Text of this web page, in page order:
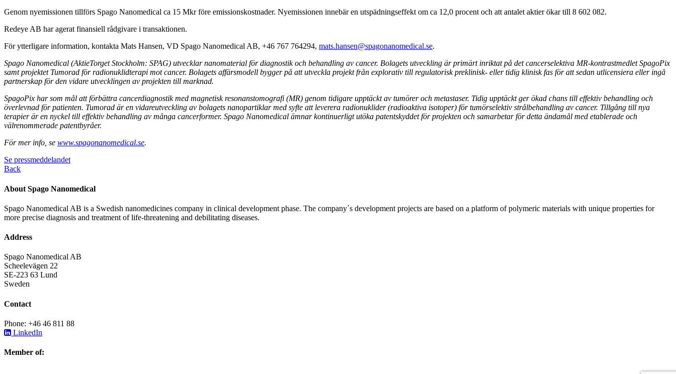
Genom nyemissionen tillförs Spago Nanomedical ca 15 Mkr före emissionskostnader. Nyemissionen innebär en utspädningseffekt om ca 12,0 procent och att antalet aktier ökar till 8 602 082.
Redeye AB har agerat finansiell rådgivare i transaktionen.
För ytterligare information, kontakta Mats Hansen, VD Spago Nanomedical AB, +46 767 764294, mats.hansen@spagonanomedical.se.
Spago Nanomedical (AktieTorget Stockholm: SPAG) utvecklar nanomaterial för diagnostik och behandling av cancer. Bolagets utveckling är primärt inriktat på det cancerselektiva MR-kontrastmedlet SpagoPix
samt projektet Tumorad för radionuklidterapi mot cancer. Bolagets affärsmodell bygger på att utveckla projekt från explorativ till regulatorisk preklinisk- eller tidig klinisk fas för att sedan utlicensiera eller ingå
partnerskap för den vidare utvecklingen av projekten till marknad.
SpagoPix har som mål att förbättra cancerdiagnostik med magnetisk resonanstomografi (MR) genom tidigare upptäckt av tumörer och metastaser. Tidig upptäckt ger ökad chans till effektiv behandling och
överlevnad för patienten. Tumorad är en vidareutveckling av bolagets nanopartiklar med syfte att leverera radionuklider (radioaktiva isotoper) för tumörselektiv strålbehandling av cancer. Tillgång till nya
terapier är en nyckel till effektiv behandling av många cancerformer. Spago Nanomedical ämnar kontinuerligt utöka patentskyddet för projekten och samarbetar för detta ändamål med etablerade och
välrenommerade patentbyråer.
För mer info, se www.spagonanomedical.se.
Se pressmeddelandet
Back
About Spago Nanomedical
Spago Nanomedical AB is a Swedish nanomedicines company in clinical development phase. The company´s development projects are based on a platform of polymeric materials with unique properties for
more precise diagnosis and treatment of life-threatening and debilitating diseases.
Address
Spago Nanomedical AB
Scheelevägen 22
SE-223 63 Lund
Sweden
Contact
Phone: +46 46 811 88
LinkedIn
Member of: